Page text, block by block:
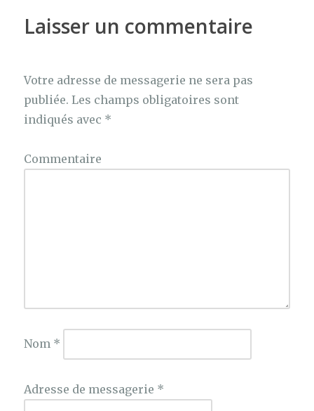
Laisser un commentaire
Votre adresse de messagerie ne sera pas
publiée. Les champs obligatoires sont
indiqués avec *
Commentaire
Nom *
Adresse de messagerie *